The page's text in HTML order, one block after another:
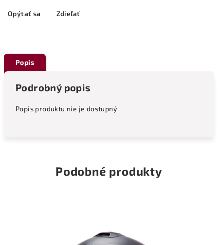
Opýtať sa Zdieľať
Popis
Podrobný popis
Popis produktu nie je dostupný
Podobné produkty